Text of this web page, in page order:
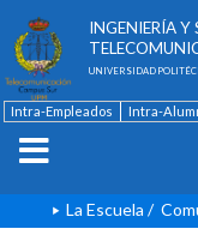
INGENIERÍA Y
UNIVERSIDAD
Intra-Empleados Intra-
La Escuela /